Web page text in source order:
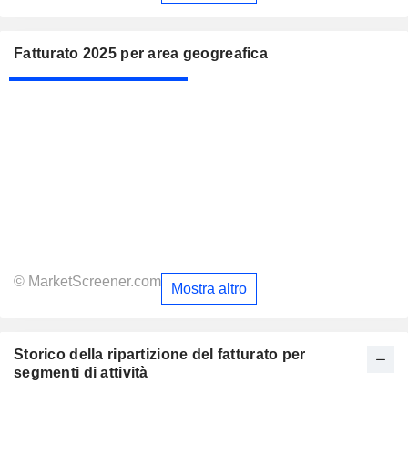
Fatturato 2025 per area geogreafica
© MarketScreener.com Mostra altro
Storico della ripartizione del fatturato per
segmenti di attività